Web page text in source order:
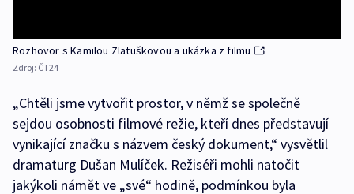
Rozhovor s Kamilou Zlatuškovou a ukázka z filmu
Zdroj: ČT24
„Chtěli jsme vytvořit prostor, v němž se společně
sejdou osobnosti filmové režie, kteří dnes představují
vynikající značku s názvem český dokument,“ vysvětlil
dramaturg Dušan Mulíček. Režiséři mohli natočit
jakýkoli námět ve „své“ hodině, podmínkou byla